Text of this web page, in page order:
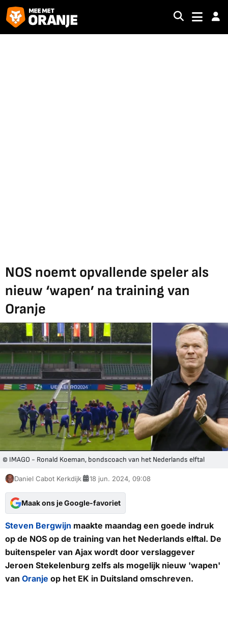
NOS noemt opvallende speler als
nieuw ‘wapen’ na training van
Oranje
© IMAGO - Ronald Koeman, bondscoach van het Nederlands elftal
Daniel Cabot Kerkdijk 18 jun. 2024, 09:08
Maak ons je Google-favoriet
Steven Bergwijn maakte maandag een goede indruk
op de NOS op de training van het Nederlands elftal. De
buitenspeler van Ajax wordt door verslaggever
Jeroen Stekelenburg zelfs als mogelijk nieuw 'wapen'
van Oranje op het EK in Duitsland omschreven.